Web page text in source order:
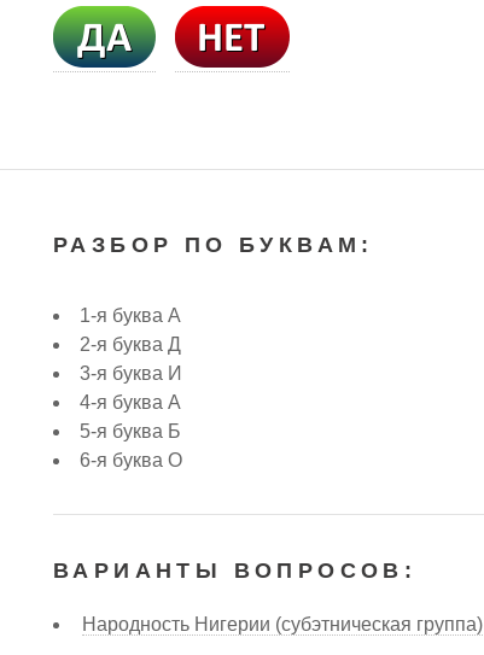
РАЗБОР ПО БУКВАМ:
1-я буква А
2-я буква Д
3-я буква И
4-я буква А
5-я буква Б
6-я буква О
ВАРИАНТЫ ВОПРОСОВ:
Народность Нигерии (субэтническая группа)